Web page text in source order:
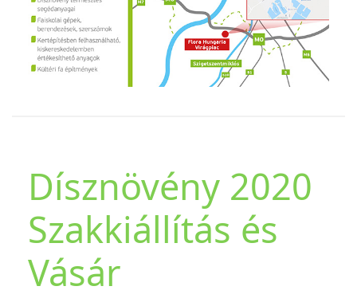
Dísznövény 2020
Szakkiállítás és
Vásár